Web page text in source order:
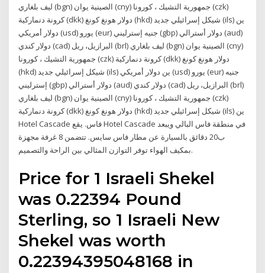
ليف بلغاري (bgn) الصينية يوان (cny) جمهورية التشيك ، كورونا (czk)
كرونة دنماركية (dkk) دولار هونغ كونغ (hkd) شيكل إسرائيلي جديد (ils) ين
دولار أمريكي (usd) يورو (eur) جنيه إسترليني (gbp) دولار أسترالي (aud)
دولار كندي (cad) البرازيل، ريل (brl) ليف بلغاري (bgn) الصينية يوان (cny)
جمهورية التشيك ، كورونا (czk) كرونة دنماركية (dkk) دولار هونغ كونغ
(hkd) شيكل إسرائيلي جديد (ils) ين دولار أمريكي (usd) يورو (eur) جنيه
إسترليني (gbp) دولار أسترالي (aud) دولار كندي (cad) البرازيل، ريل (brl)
ليف بلغاري (bgn) الصينية يوان (cny) جمهورية التشيك ، كورونا (czk)
كرونة دنماركية (dkk) دولار هونغ كونغ (hkd) شيكل إسرائيلي جديد (ils) ين
Hotel Cascade فاس. يقع Hotel Cascade في منطقة فاس البالي ويبعد
ب20 دقائق بالسيارة عن مطار فاس سايس. تتضمن 8 غرفة مجهزة
بمكيف الهواء توفر التوازن المثالي بين الراحة والتصميم.
Price for 1 Israeli Shekel
was 0.22394 Pound
Sterling, so 1 Israeli New
Shekel was worth
0.22394395048168 in